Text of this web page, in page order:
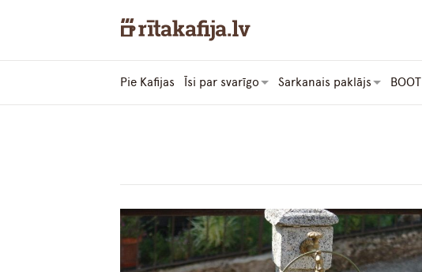
Pie Kafijas Īsi par svarīgo Sarkanais paklājs BOOT